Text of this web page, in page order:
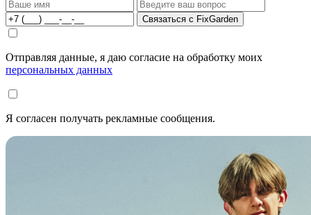
Связаться с FixGarden
Отправляя данные, я даю согласие на обработку моих
персональных данных
Я согласен получать рекламные сообщения.